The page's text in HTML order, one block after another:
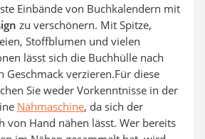
Einbände von Buchkalendern mit
zu verschönern. Mit Spitze,
Stoffblumen und vielen
lässt sich die Buchhülle nach
Geschmack verzieren.Für diese
Sie weder Vorkenntnisse in der
Nähmaschine, da sich der
von Hand nähen lässt. Wer bereits